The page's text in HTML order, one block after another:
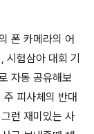
폰 카메라의 어
시험삼아 대회 기
자동 공유해보
주 피사체의 반대
런 재미있는 사